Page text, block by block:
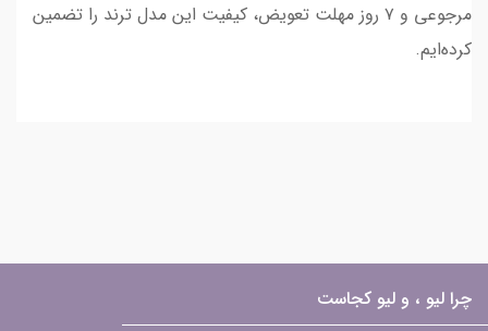
مرجوعی و ۷ روز مهلت تعویض، کیفیت این مدل ترند را تضمین
کرده‌ایم.
چرا لیو ، و لیو کجاست